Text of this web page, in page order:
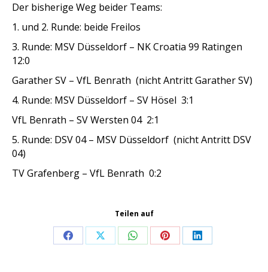
Der bisherige Weg beider Teams:
1. und 2. Runde: beide Freilos
3. Runde: MSV Düsseldorf – NK Croatia 99 Ratingen
12:0
Garather SV – VfL Benrath (nicht Antritt Garather SV)
4. Runde: MSV Düsseldorf – SV Hösel 3:1
VfL Benrath – SV Wersten 04 2:1
5. Runde: DSV 04 – MSV Düsseldorf (nicht Antritt DSV
04)
TV Grafenberg – VfL Benrath 0:2
Teilen auf
Share Share Share Share Share